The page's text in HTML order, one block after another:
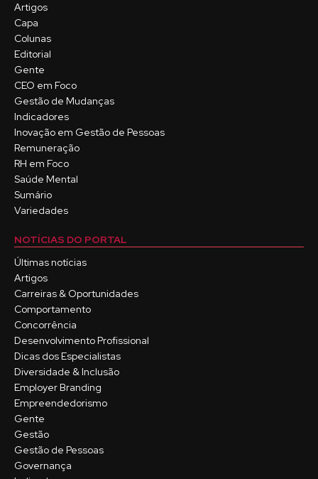
Artigos
Capa
Colunas
Editorial
Gente
CEO em Foco
Gestão de Mudanças
Indicadores
Inovação em Gestão de Pessoas
Remuneração
RH em Foco
Saúde Mental
Sumário
Variedades
NOTÍCIAS DO PORTAL
Últimas notícias
Artigos
Carreiras & Oportunidades
Comportamento
Concorrência
Desenvolvimento Profissional
Dicas dos Especialistas
Diversidade & Inclusão
Employer Branding
Empreendedorismo
Gente
Gestão
Gestão de Pessoas
Governança